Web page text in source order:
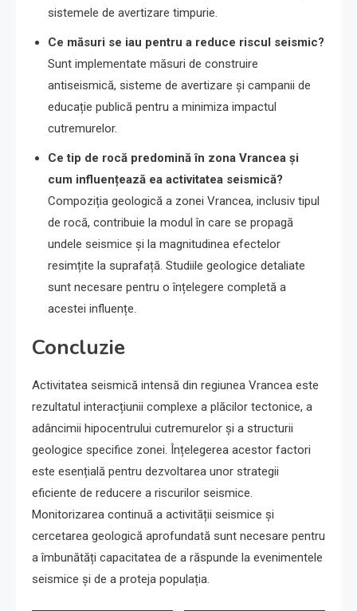
sistemele de avertizare timpurie.
Ce măsuri se iau pentru a reduce riscul seismic?
Sunt implementate măsuri de construire
antiseismică, sisteme de avertizare și campanii de
educație publică pentru a minimiza impactul
cutremurelor.
Ce tip de rocă predomină în zona Vrancea și
cum influențează ea activitatea seismică?
Compoziția geologică a zonei Vrancea, inclusiv tipul
de rocă, contribuie la modul în care se propagă
undele seismice și la magnitudinea efectelor
resimțite la suprafață. Studiile geologice detaliate
sunt necesare pentru o înțelegere completă a
acestei influențe.
Concluzie
Activitatea seismică intensă din regiunea Vrancea este
rezultatul interacțiunii complexe a plăcilor tectonice, a
adâncimii hipocentrului cutremurelor și a structurii
geologice specifice zonei. Înțelegerea acestor factori
este esențială pentru dezvoltarea unor strategii
eficiente de reducere a riscurilor seismice.
Monitorizarea continuă a activității seismice și
cercetarea geologică aprofundată sunt necesare pentru
a îmbunătăți capacitatea de a răspunde la evenimentele
seismice și de a proteja populația.